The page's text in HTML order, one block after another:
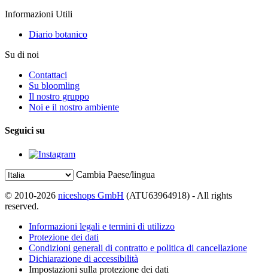
Informazioni Utili
Diario botanico
Su di noi
Contattaci
Su bloomling
Il nostro gruppo
Noi e il nostro ambiente
Seguici su
Cambia Paese/lingua
© 2010-2026 niceshops GmbH (ATU63964918) - All rights
reserved.
Informazioni legali e termini di utilizzo
Protezione dei dati
Condizioni generali di contratto e politica di cancellazione
Dichiarazione di accessibilità
Impostazioni sulla protezione dei dati